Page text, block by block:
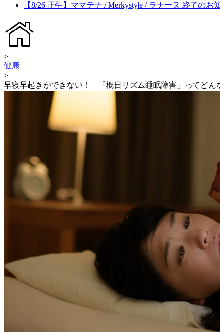
【8/26 正午】ママテナ / Merkystyle / ラナーヌ 終了のお
>
健康
>
早寝早起きができない！ 「概日リズム睡眠障害」ってどん